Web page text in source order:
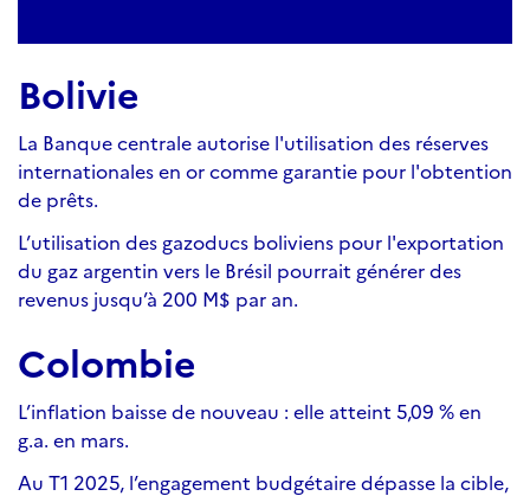
Bolivie
La Banque centrale autorise l'utilisation des réserves
internationales en or comme garantie pour l'obtention
de prêts.
L’utilisation des gazoducs boliviens pour l'exportation
du gaz argentin vers le Brésil pourrait générer des
revenus jusqu’à 200 M$ par an.
Colombie
L’inflation baisse de nouveau : elle atteint 5,09 % en
g.a. en mars.
Au T1 2025, l’engagement budgétaire dépasse la cible,